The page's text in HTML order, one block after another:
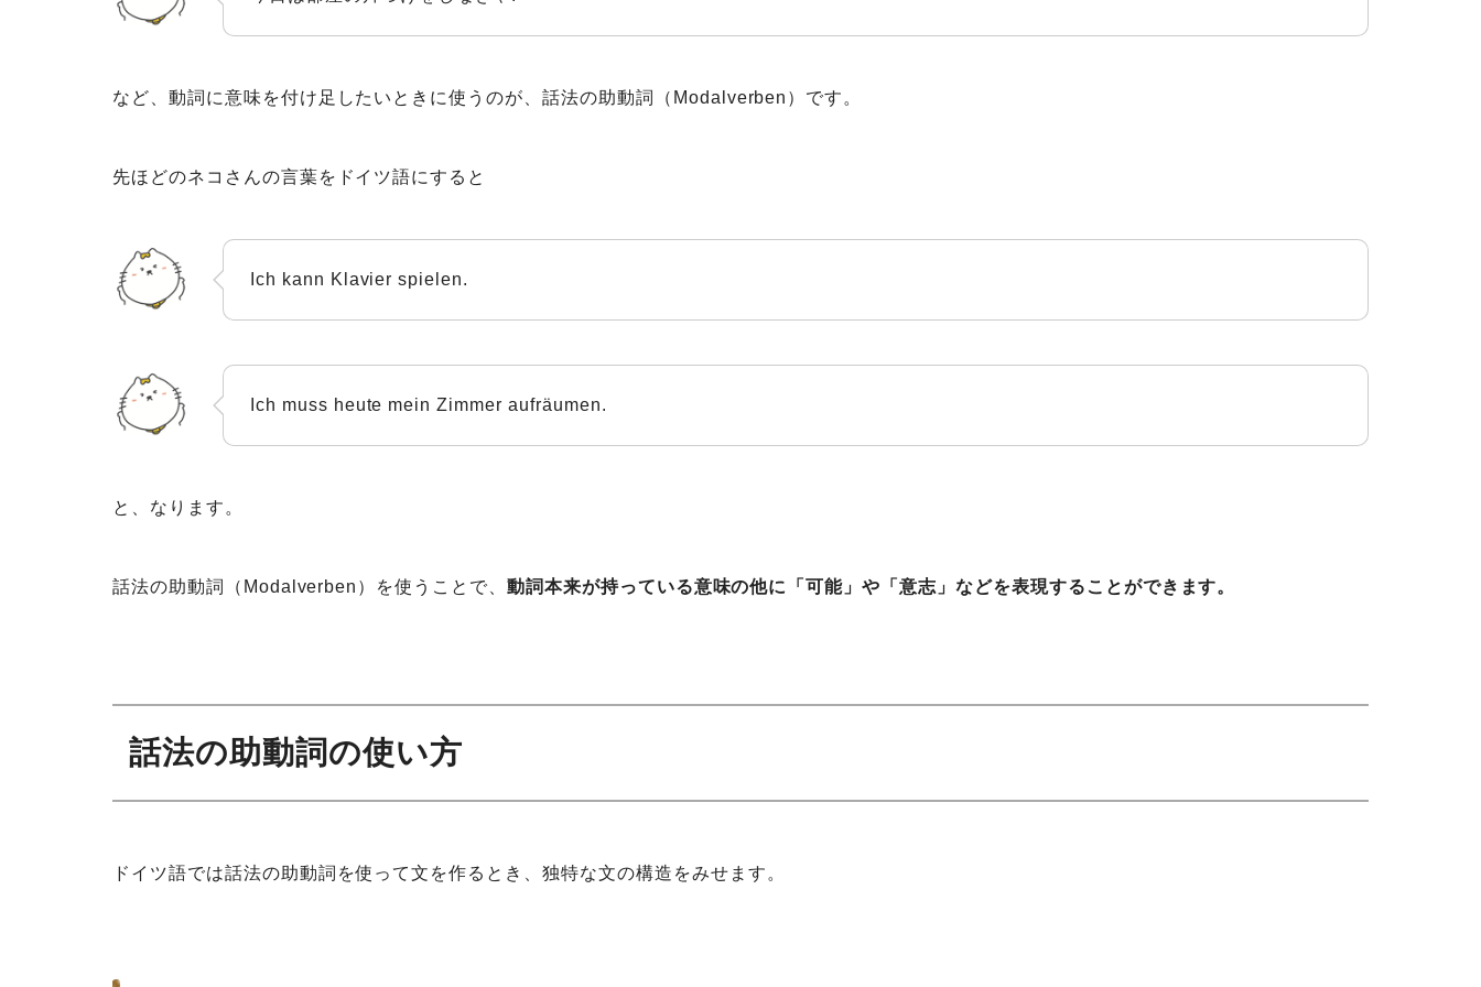
など、動詞に意味を付け足したいときに使うのが、話法の助動詞（Modalverben）です。
先ほどのネコさんの言葉をドイツ語にすると
Ich kann Klavier spielen.
Ich muss heute mein Zimmer aufräumen.
と、なります。
話法の助動詞（Modalverben）を使うことで、 動詞本来が持っている意味の他に「可能」や「意志」などを表現することができます。
話法の助動詞の使い方
ドイツ語では話法の助動詞を使って文を作るとき、独特な文の構造をみせます。